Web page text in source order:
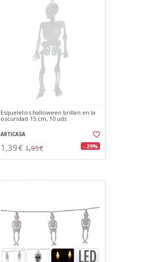
Esqueletos halloween brillan en la
oscuridad 15 cm, 10 uds
ARTICASA
1,39€ 1,95€ - 29%